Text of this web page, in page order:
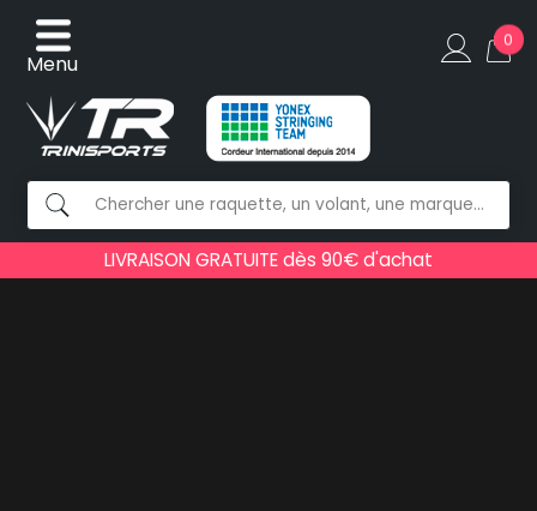
Menu
0
LIVRAISON GRATUITE dès 90€ d'achat